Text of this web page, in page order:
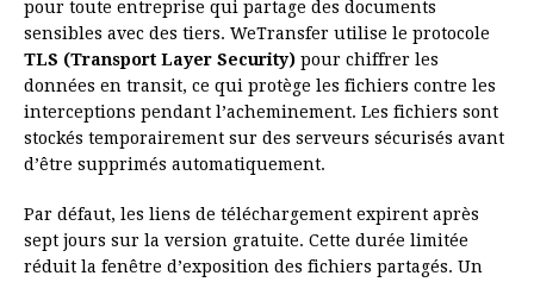
pour toute entreprise qui partage des documents
sensibles avec des tiers. WeTransfer utilise le protocole
TLS (Transport Layer Security) pour chiffrer les
données en transit, ce qui protège les fichiers contre les
interceptions pendant l’acheminement. Les fichiers sont
stockés temporairement sur des serveurs sécurisés avant
d’être supprimés automatiquement.
Par défaut, les liens de téléchargement expirent après
sept jours sur la version gratuite. Cette durée limitée
réduit la fenêtre d’exposition des fichiers partagés. Un